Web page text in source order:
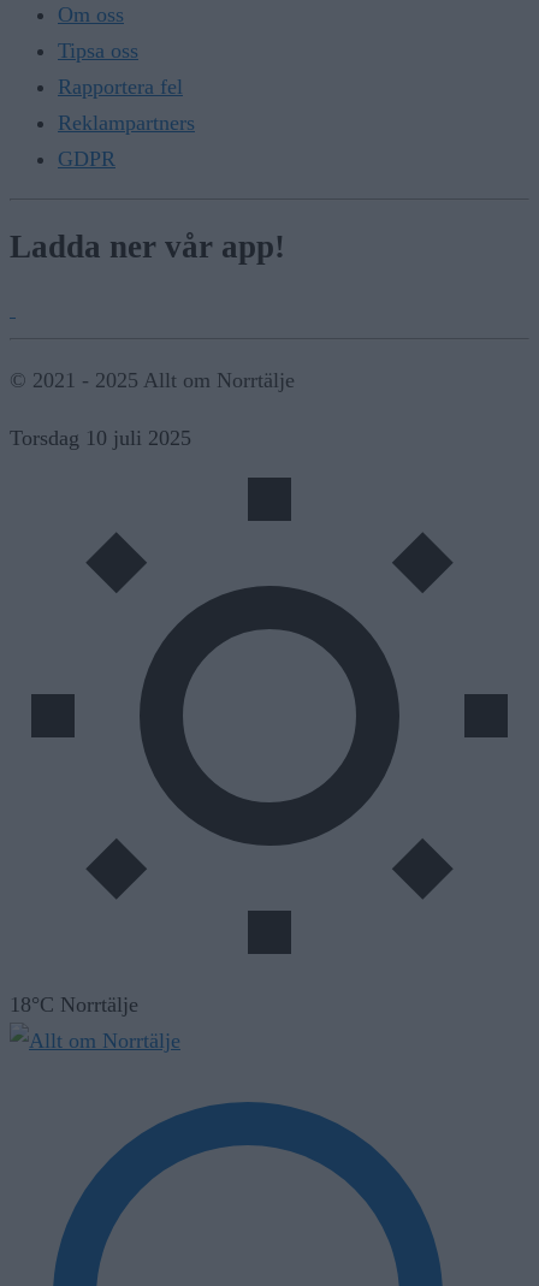
Om oss
Tipsa oss
Rapportera fel
Reklampartners
GDPR
Ladda ner vår app!
© 2021 - 2025 Allt om Norrtälje
Torsdag 10 juli 2025
18°C Norrtälje